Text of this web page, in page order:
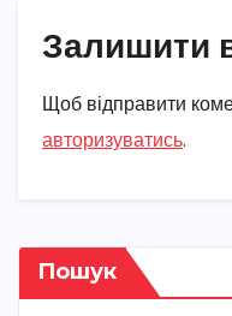
Залишити
Щоб відправити
авторизуватись.
Пошук